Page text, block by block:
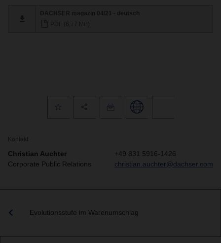
Kontakt
Christian Auchter
Corporate Public Relations
+49 831 5916-1426
christian.auchter@dachser.com
Evolutionsstufe im Warenumschlag